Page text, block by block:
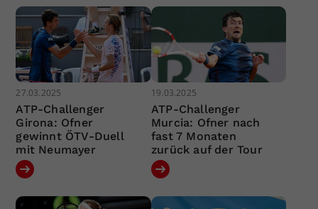
27.03.2025
ATP-Challenger
Girona: Ofner
gewinnt ÖTV-Duell
mit Neumayer
19.03.2025
ATP-Challenger
Murcia: Ofner nach
fast 7 Monaten
zurück auf der Tour